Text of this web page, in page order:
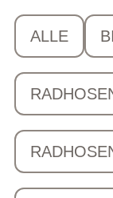
ALLE